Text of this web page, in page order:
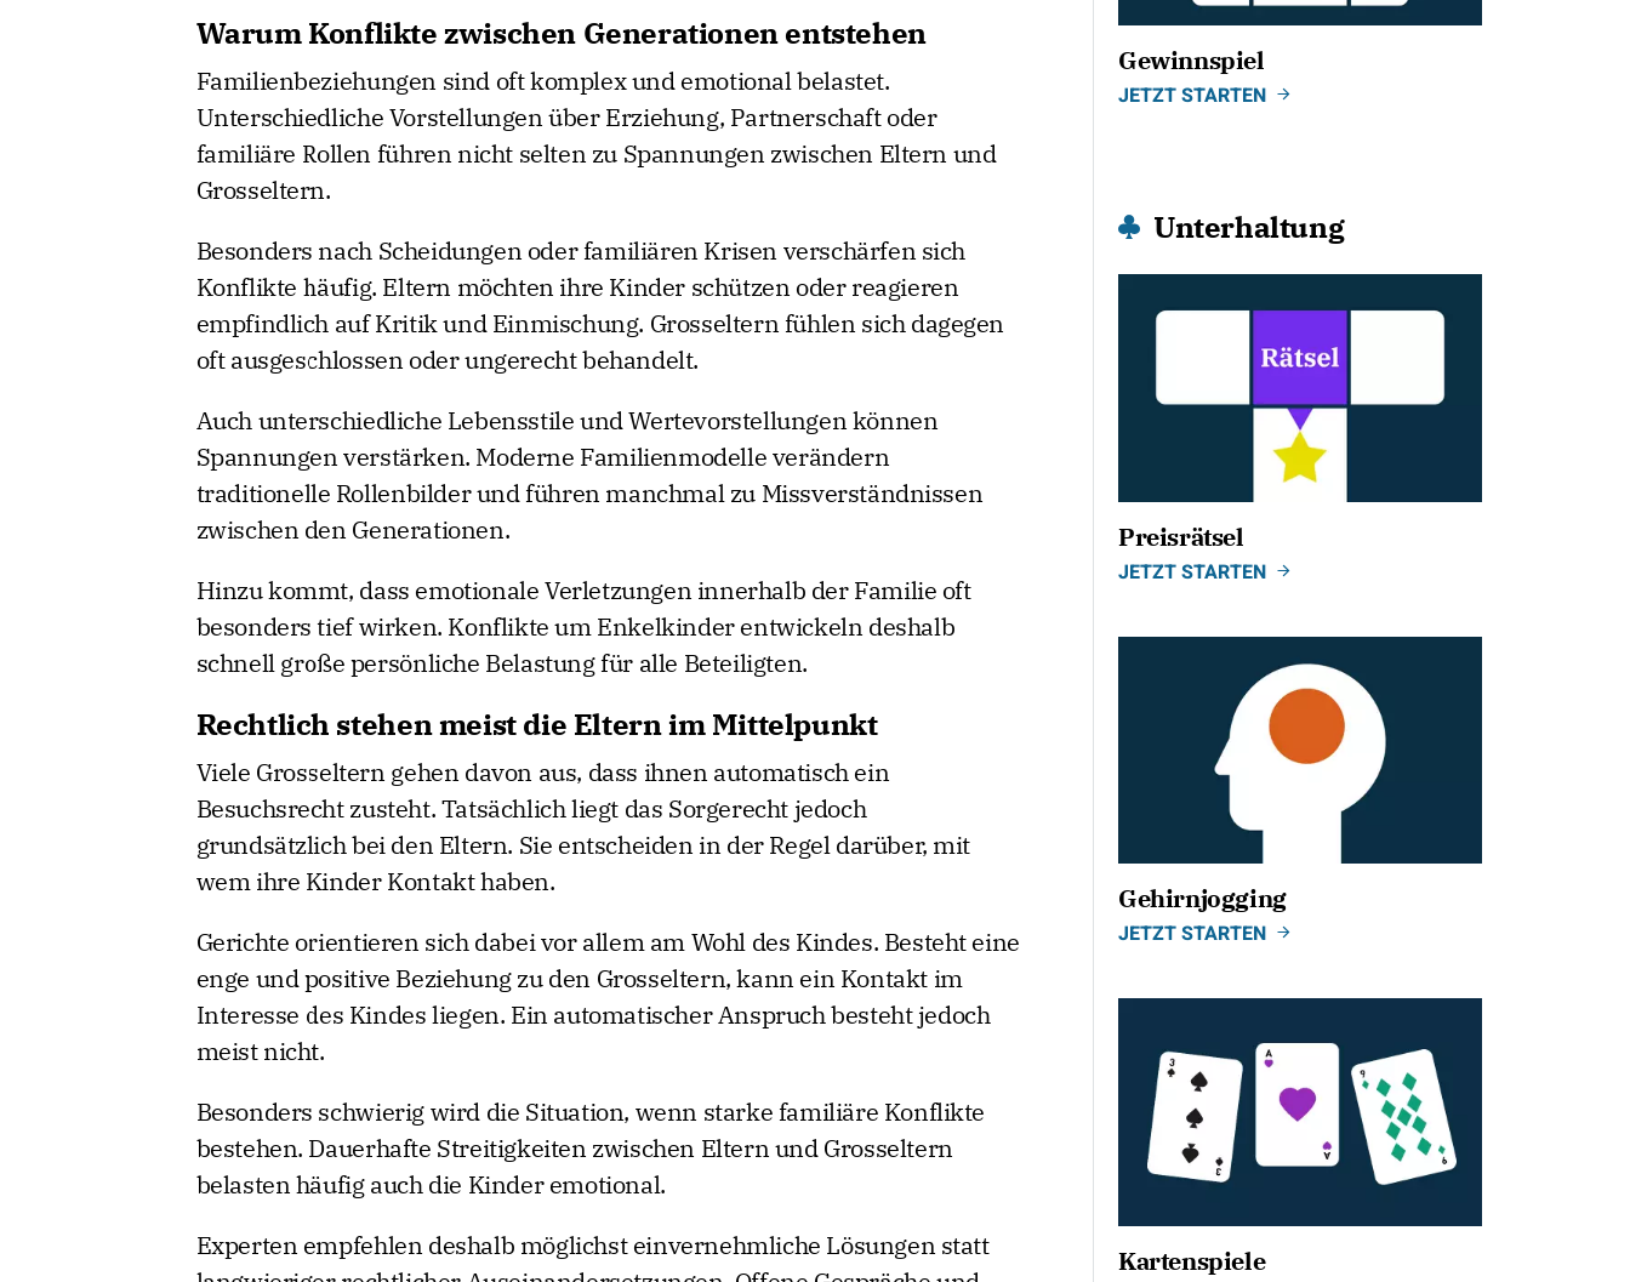
Warum Konflikte zwischen Generationen entstehen
Familienbeziehungen sind oft komplex und emotional belastet.
Unterschiedliche Vorstellungen über Erziehung, Partnerschaft oder
familiäre Rollen führen nicht selten zu Spannungen zwischen Eltern und
Grosseltern.
Besonders nach Scheidungen oder familiären Krisen verschärfen sich
Konflikte häufig. Eltern möchten ihre Kinder schützen oder reagieren
empfindlich auf Kritik und Einmischung. Grosseltern fühlen sich dagegen
oft ausgeschlossen oder ungerecht behandelt.
Auch unterschiedliche Lebensstile und Wertevorstellungen können
Spannungen verstärken. Moderne Familienmodelle verändern
traditionelle Rollenbilder und führen manchmal zu Missverständnissen
zwischen den Generationen.
Hinzu kommt, dass emotionale Verletzungen innerhalb der Familie oft
besonders tief wirken. Konflikte um Enkelkinder entwickeln deshalb
schnell große persönliche Belastung für alle Beteiligten.
Rechtlich stehen meist die Eltern im Mittelpunkt
Viele Grosseltern gehen davon aus, dass ihnen automatisch ein
Besuchsrecht zusteht. Tatsächlich liegt das Sorgerecht jedoch
grundsätzlich bei den Eltern. Sie entscheiden in der Regel darüber, mit
wem ihre Kinder Kontakt haben.
Gerichte orientieren sich dabei vor allem am Wohl des Kindes. Besteht eine
enge und positive Beziehung zu den Grosseltern, kann ein Kontakt im
Interesse des Kindes liegen. Ein automatischer Anspruch besteht jedoch
meist nicht.
Besonders schwierig wird die Situation, wenn starke familiäre Konflikte
bestehen. Dauerhafte Streitigkeiten zwischen Eltern und Grosseltern
belasten häufig auch die Kinder emotional.
Experten empfehlen deshalb möglichst einvernehmliche Lösungen statt
Gewinnspiel
JETZT STARTEN
Unterhaltung
Preisrätsel
JETZT STARTEN
Gehirnjogging
JETZT STARTEN
Kartenspiele